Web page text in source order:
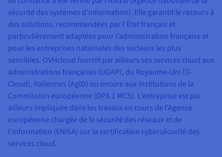
sécurité des systèmes d'information). Elle garantit le recours à
des solutions, recommandées par l’État français et
particulièrement adaptées pour l’administration française et
pour les entreprises nationales des secteurs les plus
sensibles. OVHcloud fournit par ailleurs ses services cloud aux
administrations françaises (UGAP), du Royaume-Uni (G-
Cloud), italiennes (AgID) ou encore aux institutions de la
Commission européenne (DPS 1 MC5). L’entreprise est par
ailleurs impliquée dans les travaux en cours de l’Agence
européenne chargée de la sécurité des réseaux et de
l'information (ENISA) sur la certification cybersécurité des
services cloud.